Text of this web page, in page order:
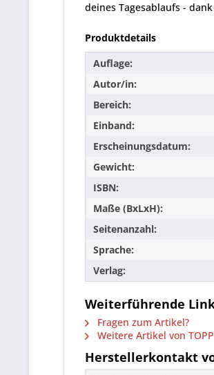
deines Tagesablaufs -
Produktdetails
Auflage:
Autor/in:
Bereich:
Einband:
Erscheinungsdatum:
Gewicht:
ISBN:
Maße (BxLxH):
Seitenanzahl:
Sprache:
Verlag:
Weiterführende
Fragen zum Artikel?
Weitere Artikel von
Herstellerkontakt